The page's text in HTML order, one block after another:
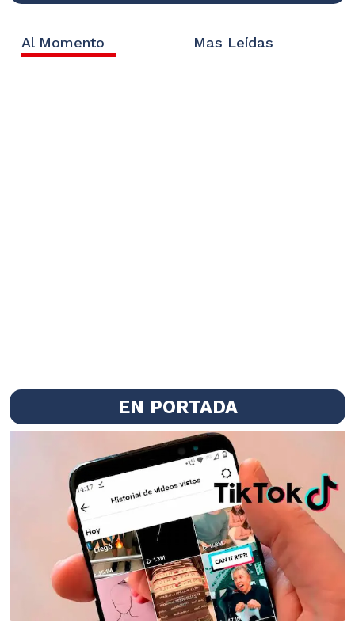
Al Momento Mas Leídas
EN PORTADA